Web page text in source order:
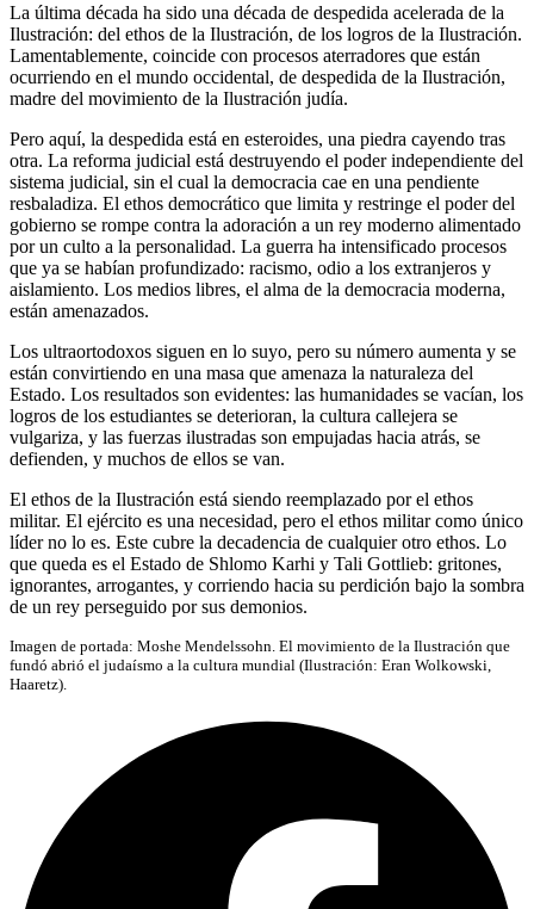
La última década ha sido una década de despedida acelerada de la
Ilustración: del ethos de la Ilustración, de los logros de la Ilustración.
Lamentablemente, coincide con procesos aterradores que están
ocurriendo en el mundo occidental, de despedida de la Ilustración,
madre del movimiento de la Ilustración judía.
Pero aquí, la despedida está en esteroides, una piedra cayendo tras
otra. La reforma judicial está destruyendo el poder independiente del
sistema judicial, sin el cual la democracia cae en una pendiente
resbaladiza. El ethos democrático que limita y restringe el poder del
gobierno se rompe contra la adoración a un rey moderno alimentado
por un culto a la personalidad. La guerra ha intensificado procesos
que ya se habían profundizado: racismo, odio a los extranjeros y
aislamiento. Los medios libres, el alma de la democracia moderna,
están amenazados.
Los ultraortodoxos siguen en lo suyo, pero su número aumenta y se
están convirtiendo en una masa que amenaza la naturaleza del
Estado. Los resultados son evidentes: las humanidades se vacían, los
logros de los estudiantes se deterioran, la cultura callejera se
vulgariza, y las fuerzas ilustradas son empujadas hacia atrás, se
defienden, y muchos de ellos se van.
El ethos de la Ilustración está siendo reemplazado por el ethos
militar. El ejército es una necesidad, pero el ethos militar como único
líder no lo es. Este cubre la decadencia de cualquier otro ethos. Lo
que queda es el Estado de Shlomo Karhi y Tali Gottlieb: gritones,
ignorantes, arrogantes, y corriendo hacia su perdición bajo la sombra
de un rey perseguido por sus demonios.
Imagen de portada: Moshe Mendelssohn. El movimiento de la Ilustración que
fundó abrió el judaísmo a la cultura mundial (Ilustración: Eran Wolkowski,
Haaretz).